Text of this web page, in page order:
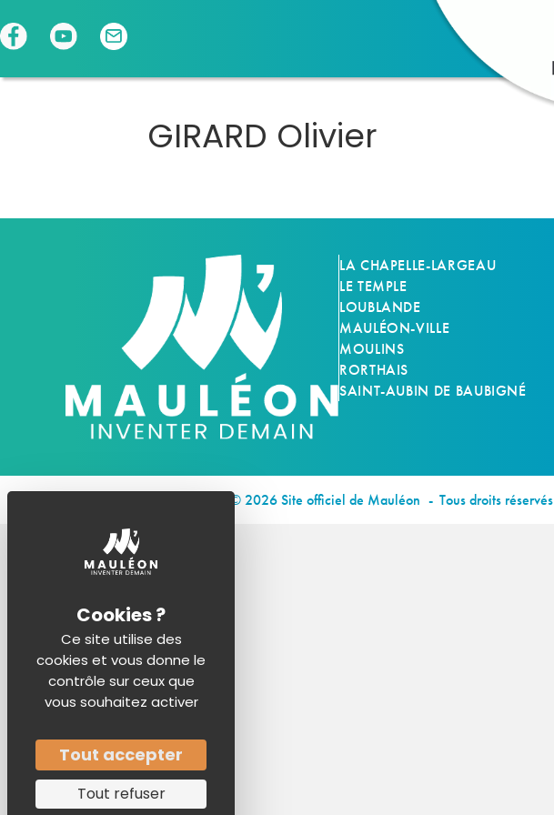
GIRARD Olivier
LA CHAPELLE-LARGEAU
LE TEMPLE
LOUBLANDE
MAULÉON-VILLE
MOULINS
RORTHAIS
SAINT-AUBIN DE BAUBIGNÉ
© 2026 Site officiel de Mauléon Tous droits réservés
Ce site utilise des
cookies et vous donne le
contrôle sur ceux que
vous souhaitez activer
Tout accepter
Tout refuser